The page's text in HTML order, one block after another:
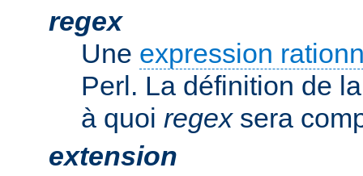
regex
Une expression
Perl. La définition de
à quoi regexsera
extension